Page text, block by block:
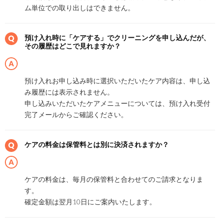
ム単位での取り出しはできません。
預け入れ時に「ケアする」でクリーニングを申し込んだが、
その履歴はどこで見れますか？
預け入れお申し込み時に選択いただいたケア内容は、申し込
み履歴には表示されません。
申し込みいただいたケアメニューについては、預け入れ受付
完了メールからご確認ください。
ケアの料金は保管料とは別に決済されますか？
ケアの料金は、毎月の保管料と合わせてのご請求となりま
す。
確定金額は翌月10日にご案内いたします。